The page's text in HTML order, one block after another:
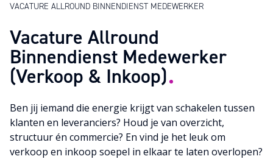
Werken bij Polarttech
Neem contact op
VACATURE ALLROUND BINNENDIENST MEDEWERKER
Vacature Allround
Binnendienst Medewerker
(Verkoop & Inkoop)
Ben jij iemand die energie krijgt van schakelen tussen
klanten en leveranciers? Houd je van overzicht,
structuur én commercie? En vind je het leuk om
verkoop en inkoop soepel in elkaar te laten overlopen?